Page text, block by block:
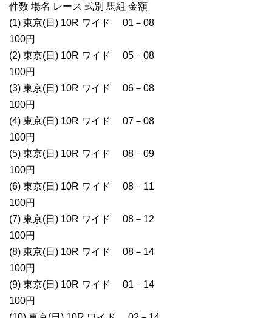
件数 場名 レース 式別 馬組 金額
(1) 東京(日) 10R ワイド 01－08
100円
(2) 東京(日) 10R ワイド 05－08
100円
(3) 東京(日) 10R ワイド 06－08
100円
(4) 東京(日) 10R ワイド 07－08
100円
(5) 東京(日) 10R ワイド 08－09
100円
(6) 東京(日) 10R ワイド 08－11
100円
(7) 東京(日) 10R ワイド 08－12
100円
(8) 東京(日) 10R ワイド 08－14
100円
(9) 東京(日) 10R ワイド 01－14
100円